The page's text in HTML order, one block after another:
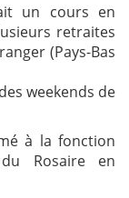
un cours en
retraites
(Pays-Bas
weekends de
à la fonction
Rosaire en